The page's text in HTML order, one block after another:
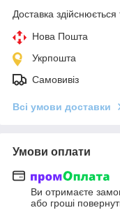
Доставка здійснюється
Нова Пошта
Укрпошта
Самовивіз
Всі умови доставки
Умови оплати
Ви отримаєте
або гроші